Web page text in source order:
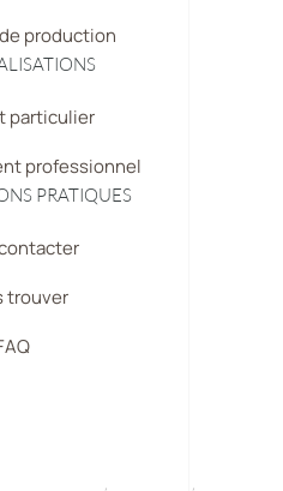
production
particulier
professionnel
PRATIQUES
trouver